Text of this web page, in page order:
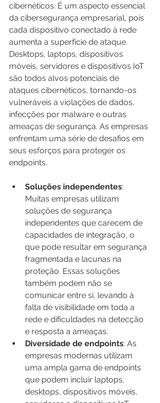
cibernéticos. É um aspecto essencial
da cibersegurança empresarial, pois
cada dispositivo conectado à rede
aumenta a superfície de ataque.
Desktops, laptops, dispositivos
móveis, servidores e dispositivos IoT
são todos alvos potenciais de
ataques cibernéticos, tornando-os
vulneráveis a violações de dados,
infecções por malware e outras
ameaças de segurança. As empresas
enfrentam uma série de desafios em
seus esforços para proteger os
endpoints.
Soluções independentes:
Muitas empresas utilizam
soluções de segurança
independentes que carecem de
capacidades de integração, o
que pode resultar em segurança
fragmentada e lacunas na
proteção. Essas soluções
também podem não se
comunicar entre si, levando à
falta de visibilidade em toda a
rede e dificuldades na detecção
e resposta a ameaças.
Diversidade de endpoints: As
empresas modernas utilizam
uma ampla gama de endpoints
que podem incluir laptops,
desktops, dispositivos móveis,